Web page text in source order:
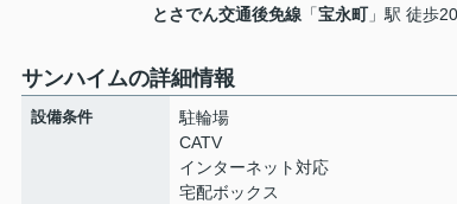
とさでん交通後免線 「宝永町」駅 徒歩
サンハイムの詳細情報
設備条件
駐輪場
CATV
インターネット対応
宅配ボックス